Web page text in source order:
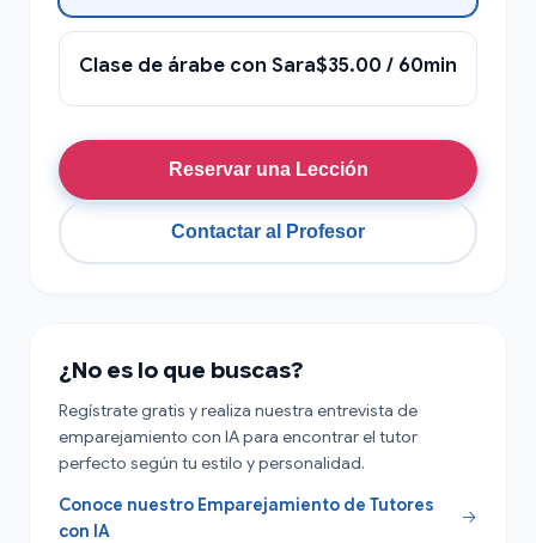
Clase de árabe con Sara$35.00 / 60min
Reservar una Lección
Contactar al Profesor
¿No es lo que buscas?
Regístrate gratis y realiza nuestra entrevista de
emparejamiento con IA para encontrar el tutor
perfecto según tu estilo y personalidad.
Conoce nuestro Emparejamiento de Tutores
con IA